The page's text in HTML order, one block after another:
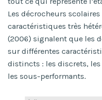
Les décrocheurs
caractéristiques très
(2006) signalent que les
sur différentes
distincts : les discrets, les
les sous-performants.